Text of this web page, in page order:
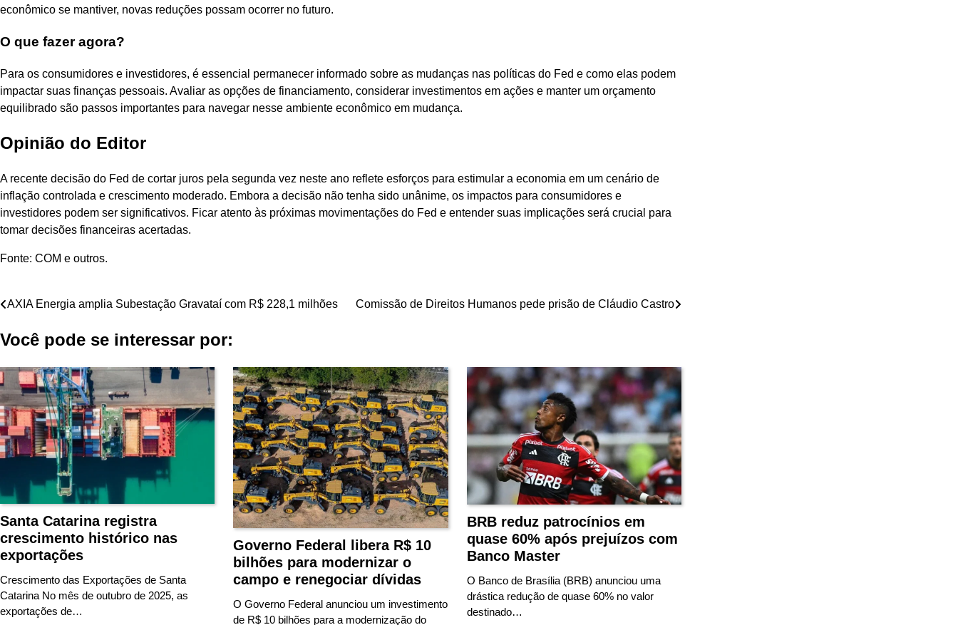
econômico se mantiver, novas reduções possam ocorrer no futuro.
O que fazer agora?
Para os consumidores e investidores, é essencial permanecer informado sobre as mudanças nas políticas do Fed e como elas podem
impactar suas finanças pessoais. Avaliar as opções de financiamento, considerar investimentos em ações e manter um orçamento
equilibrado são passos importantes para navegar nesse ambiente econômico em mudança.
Opinião do Editor
A recente decisão do Fed de cortar juros pela segunda vez neste ano reflete esforços para estimular a economia em um cenário de
inflação controlada e crescimento moderado. Embora a decisão não tenha sido unânime, os impactos para consumidores e
investidores podem ser significativos. Ficar atento às próximas movimentações do Fed e entender suas implicações será crucial para
tomar decisões financeiras acertadas.
Fonte: COM e outros.
Navegação
de
AXIA Energia amplia Subestação Gravataí com R$ 228,1 milhões Comissão de Direitos Humanos pede prisão de Cláudio Castro
Você pode se interessar por:
Santa Catarina registra
crescimento histórico nas
exportações
Crescimento das Exportações de Santa
Catarina No mês de outubro de 2025, as
exportações de…
Governo Federal libera R$ 10
bilhões para modernizar o
campo e renegociar dívidas
O Governo Federal anunciou um investimento
de R$ 10 bilhões para a modernização do
BRB reduz patrocínios em
quase 60% após prejuízos com
Banco Master
O Banco de Brasília (BRB) anunciou uma
drástica redução de quase 60% no valor
destinado…